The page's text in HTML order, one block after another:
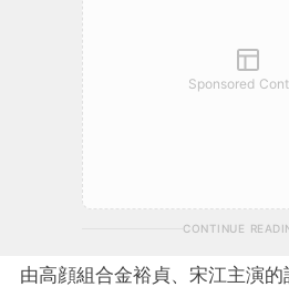
Sponsored
CONTINUE
由高顔組合金裕貞、宋江主演的